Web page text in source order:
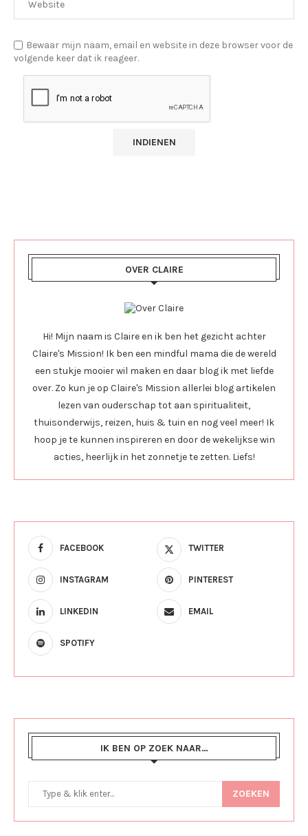
Bewaar mijn naam, email en website in deze browser voor de
volgende keer dat ik reageer.
OVER CLAIRE
Hi! Mijn naam is Claire en ik ben het gezicht achter
Claire's Mission! Ik ben een mindful mama die de wereld
een stukje mooier wil maken en daar blog ik met liefde
over. Zo kun je op Claire's Mission allerlei blog artikelen
lezen van ouderschap tot aan spiritualiteit,
thuisonderwijs, reizen, huis & tuin en nog veel meer! Ik
hoop je te kunnen inspireren en door de wekelijkse win
acties, heerlijk in het zonnetje te zetten. Liefs!
FACEBOOK TWITTER
INSTAGRAM PINTEREST
LINKEDIN EMAIL
SPOTIFY
IK BEN OP ZOEK NAAR…
ZOEKEN